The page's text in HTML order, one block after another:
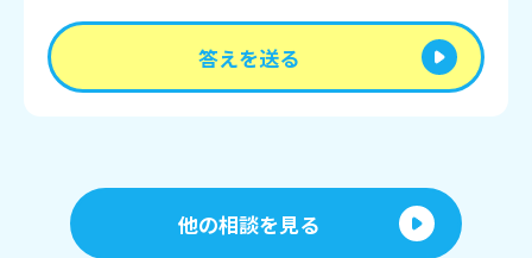
答えを送る
他の相談を見る